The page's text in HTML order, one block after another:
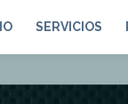
SERVICIOS